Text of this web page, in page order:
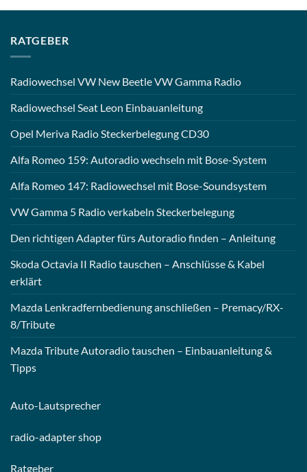
RATGEBER
Radiowechsel VW New Beetle VW Gamma Radio
Radiowechsel Seat Leon Einbauanleitung
Opel Meriva Radio Steckerbelegung CD30
Alfa Romeo 159: Autoradio wechseln mit Bose-System
Alfa Romeo 147: Radiowechsel mit Bose-Soundsystem
VW Gamma 5 Radio verkabeln Steckerbelegung
Den richtigen Adapter fürs Autoradio finden – Anleitung
Skoda Octavia II Radio tauschen – Anschlüsse & Kabel
erklärt
Mazda Lenkradfernbedienung anschließen – Premacy/RX-
8/Tribute
Mazda Tribute Autoradio tauschen – Einbauanleitung &
Tipps
Auto-Lautsprecher
radio-adapter shop
Ratgeber